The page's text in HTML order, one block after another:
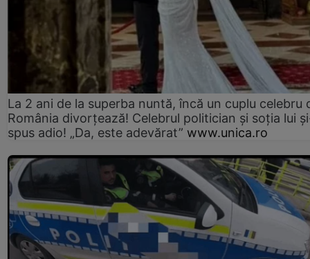
La 2 ani de la superba nuntă, încă un cuplu celebru
România divorțează! Celebrul politician și soția lui
spus adio! „Da, este adevărat” www.unica.ro